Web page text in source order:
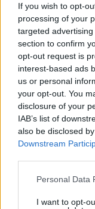
If you wish to opt-
processing of your
targeted
section to confirm
opt-out request is
interest-based ads
us or personal
your opt-out. You
disclosure of your
IAB’s list of
also be disclosed
Downstream
Please note that
not limited to your
Personal Data
I want to opt-
Μπραβο τους
08.06.2026, 19:19
Να τους ζησει
για εμας τους
ομορφα και
αυτον τον αθλιο
τους για το
υπερνικαει ολα
ΑΠΑΝΤΗΣΗ
Νικο
09.06.2026, 07:02
Νέα και
ΑΠΑΝΤΗΣΗ